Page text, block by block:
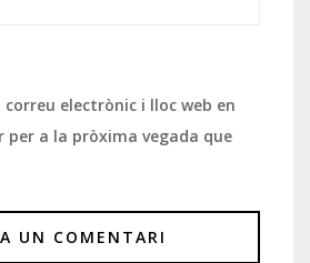
correu electrònic i lloc web en
per a la pròxima vegada que